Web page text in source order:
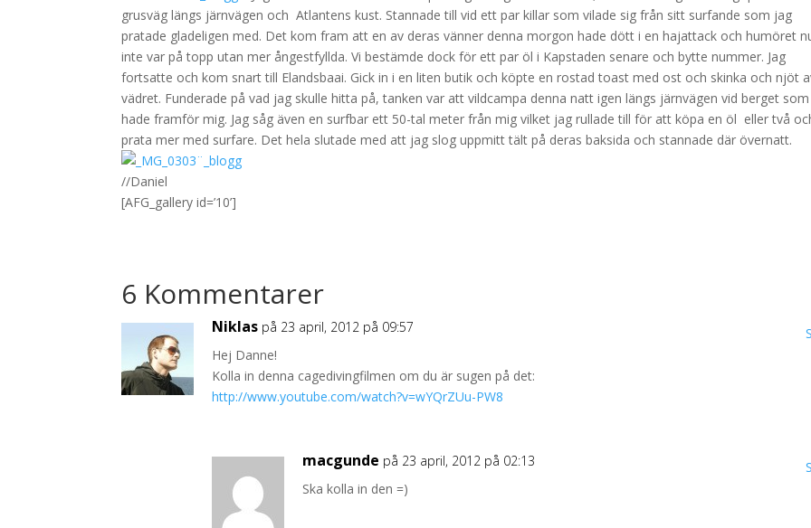
grusväg längs järnvägen och Atlantens kust. Stannade till vid ett par killar som vilade sig från sitt surfande som jag
pratade gladeligen med. Det kom fram att en av deras vänner denna morgon hade dött i en hajattack och humöret
inte var på topp utan mer ångestfyllda. Vi bestämde dock för ett par öl i Kapstaden senare och bytte nummer. Jag
fortsatte och kom snart till Elandsbaai. Gick in i en liten butik och köpte en rostad toast med ost och skinka och njöt
vädret. Funderade på vad jag skulle hitta på, tanken var att vildcampa denna natt igen längs järnvägen vid berget
hade framför mig. Jag såg även en surfbar ett 50-tal meter från mig vilket jag rullade till för att köpa en öl eller två
prata mer med surfare. Det hela slutade med att jag slog uppmitt tält på deras baksida och stannade där övernatt.
//Daniel
[AFG_gallery id=’10’]
6 Kommentarer
Niklas på 23 april, 2012 på 09:57
Hej Danne!
Kolla in denna cagedivingfilmen om du är sugen på det:
http://www.youtube.com/watch?v=wYQrZUu-PW8
macgunde på 23 april, 2012 på 02:13
Ska kolla in den =)